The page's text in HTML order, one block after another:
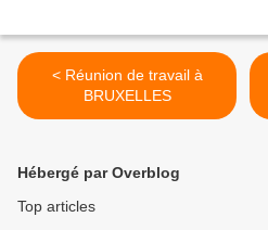
< Réunion de travail à
BRUXELLES
Hébergé par Overblog
Top articles